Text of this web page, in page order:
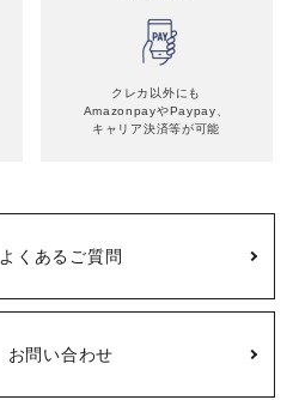
クレカ以外にも
AmazonpayやPaypay、
キャリア決済等が可能
よくあるご質問
お問い合わせ